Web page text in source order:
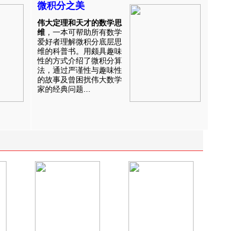
微积分之美
伟大定理和天才的数学思
维 ，一本可帮助所有数学
爱好者理解微积分底层思
维的科普书。用颇具趣味
性的方式介绍了微积分算
法，通过严谨性与趣味性
的故事及曾困扰伟大数学
家的经典问题...